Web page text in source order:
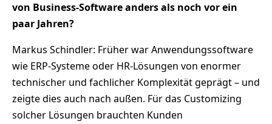
von Business-Software anders als noch vor ein
paar Jahren?
Markus Schindler: Früher war Anwendungssoftware
wie ERP-Systeme oder HR-Lösungen von enormer
technischer und fachlicher Komplexität geprägt – und
zeigte dies auch nach außen. Für das Customizing
solcher Lösungen brauchten Kunden